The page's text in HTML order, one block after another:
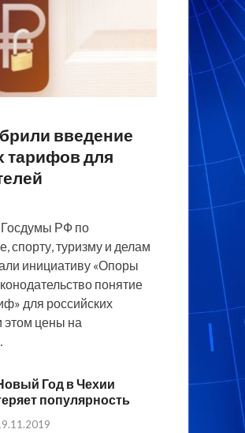
введение
тарифов для
Госдумы РФ по
спорту, туризму и делам
инициативу «Опоры
понятие
для российских
этом цены на
Год в Чехии
популярность